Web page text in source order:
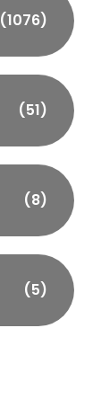
(1076)
(51)
(8)
(5)